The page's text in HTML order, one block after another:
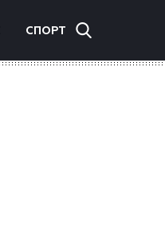
СПОРТ